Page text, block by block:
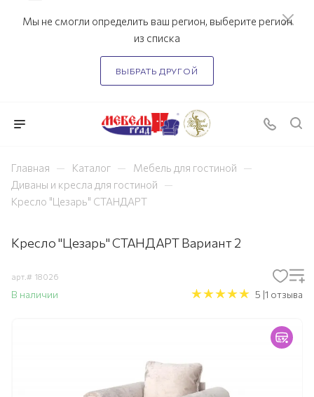
Мы не смогли определить ваш регион, выберите регион
из списка
ВЫБРАТЬ ДРУГОЙ
Главная — Каталог — Мебель для гостиной —
Диваны и кресла для гостиной —
Кресло "Цезарь" СТАНДАРТ
Кресло "Цезарь" СТАНДАРТ Вариант 2
арт.# 18026
В наличии 5 |1 отзыва